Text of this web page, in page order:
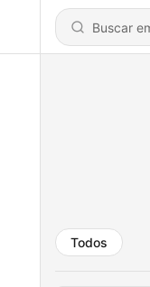
Todos